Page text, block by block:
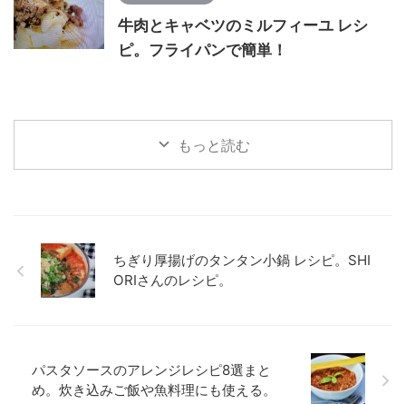
牛肉とキャベツのミルフィーユ レシ
ピ。フライパンで簡単！
もっと読む
ちぎり厚揚げのタンタン小鍋 レシピ。SHI
ORIさんのレシピ。
パスタソースのアレンジレシピ8選まと
め。炊き込みご飯や魚料理にも使える。